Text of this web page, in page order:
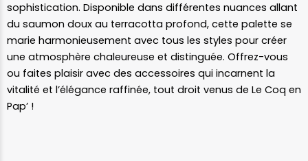
sophistication. Disponible dans différentes nuances allant
du saumon doux au terracotta profond, cette palette se
marie harmonieusement avec tous les styles pour créer
une atmosphère chaleureuse et distinguée. Offrez-vous
ou faites plaisir avec des accessoires qui incarnent la
vitalité et l’élégance raffinée, tout droit venus de Le Coq en
Pap’ !